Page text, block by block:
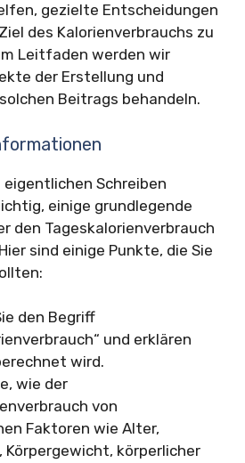
gezielte Entscheidungen
des Kalorienverbrauchs zu
Leitfaden werden wir
der Erstellung und
Beitrags behandeln.
eigentlichen Schreiben
einige grundlegende
den Tageskalorienverbrauch
sind einige Punkte, die Sie
den Begriff
und erklären
wird.
wie der
von
Faktoren wie Alter,
Körpergewicht, körperlicher